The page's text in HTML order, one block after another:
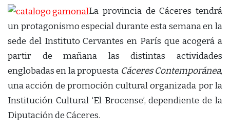
La provincia de Cáceres tendrá
un protagonismo especial durante esta semana en la
sede del Instituto Cervantes en París que acogerá a
partir de mañana las distintas actividades
englobadas en la propuesta Cáceres Contemporánea,
una acción de promoción cultural organizada por la
Institución Cultural ‘El Brocense’, dependiente de la
Diputación de Cáceres.